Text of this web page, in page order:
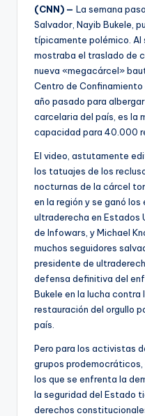
(CNN) — La semana
Salvador, Nayib Bukele,
típicamente polémico. Al
mostraba el traslado de
nueva «megacárcel»
Centro de
año pasado para
carcelaria del país, es la
capacidad para 40.000
El video, astutamente
los tatuajes de los
nocturnas de la cárcel
en la región y se ganó
ultraderecha en Estados
de Infowars, y Michael
muchos seguidores
presidente de
defensa definitiva del
Bukele en la lucha contra
restauración del orgullo
país.
Pero para los activistas
grupos prodemocráticos,
los que se enfrenta la
la seguridad del Estado
derechos